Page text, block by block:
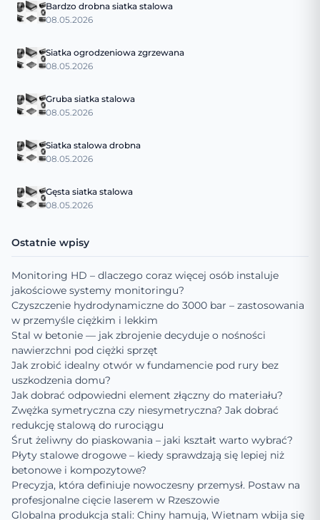
Bardzo drobna siatka stalowa
08.05.2026
Siatka ogrodzeniowa zgrzewana
08.05.2026
Gruba siatka stalowa
08.05.2026
Siatka stalowa drobna
08.05.2026
Gęsta siatka stalowa
08.05.2026
Ostatnie wpisy
Monitoring HD – dlaczego coraz więcej osób instaluje
jakościowe systemy monitoringu?
Czyszczenie hydrodynamiczne do 3000 bar – zastosowania
w przemyśle ciężkim i lekkim
Stal w betonie — jak zbrojenie decyduje o nośności
nawierzchni pod ciężki sprzęt
Jak zrobić idealny otwór w fundamencie pod rury bez
uszkodzenia domu?
Jak dobrać odpowiedni element złączny do materiału?
Zwężka symetryczna czy niesymetryczna? Jak dobrać
redukcję stalową do rurociągu
Śrut żeliwny do piaskowania – jaki kształt warto wybrać?
Płyty stalowe drogowe – kiedy sprawdzają się lepiej niż
betonowe i kompozytowe?
Precyzja, która definiuje nowoczesny przemysł. Postaw na
profesjonalne cięcie laserem w Rzeszowie
Globalna produkcja stali: Chiny hamują, Wietnam wbija się